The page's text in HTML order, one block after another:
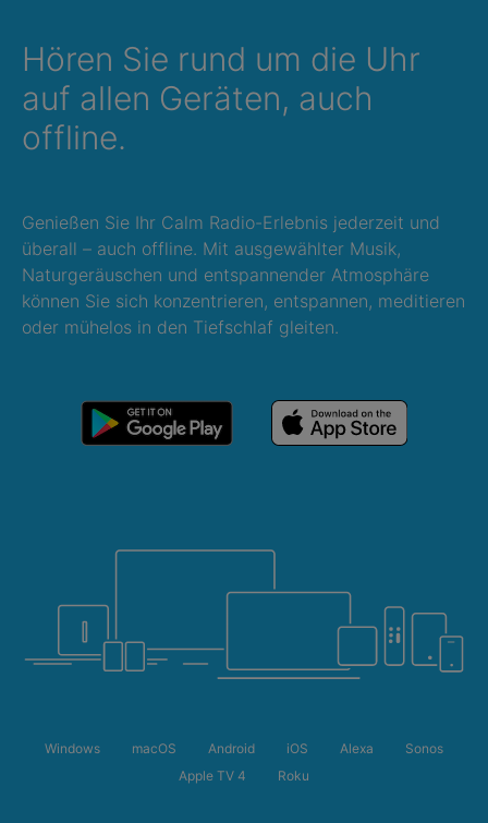
Hören Sie rund um die Uhr
auf allen Geräten, auch
offline.
Genießen Sie Ihr Calm Radio-Erlebnis jederzeit und
überall – auch offline. Mit ausgewählter Musik,
Naturgeräuschen und entspannender Atmosphäre
können Sie sich konzentrieren, entspannen, meditieren
oder mühelos in den Tiefschlaf gleiten.
Windows macOS Android iOS Alexa
Sonos
Apple TV 4
Roku